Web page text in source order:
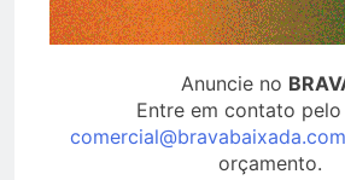
Anuncie no
Entre em contato
orçamento.